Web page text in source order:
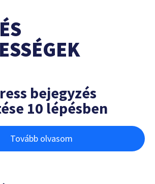
bejegyzés
10 lépésben
Tovább olvasom